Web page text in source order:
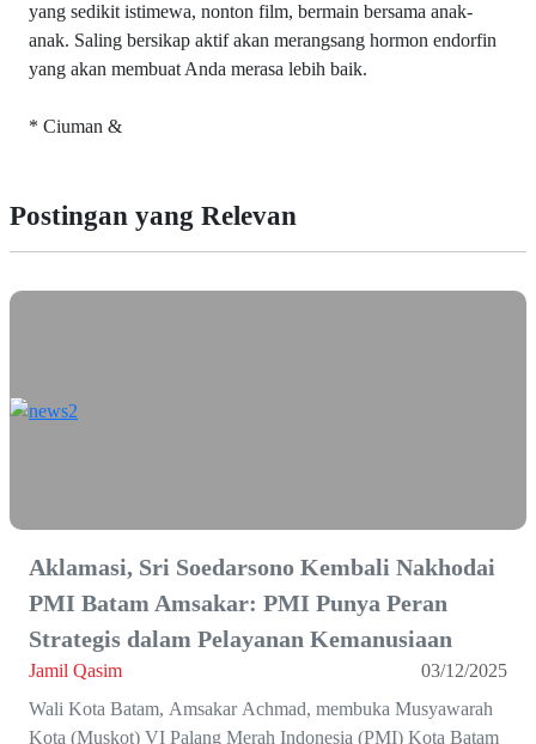
yang sedikit istimewa, nonton film, bermain bersama anak-
anak. Saling bersikap aktif akan merangsang hormon endorfin
yang akan membuat Anda merasa lebih baik.
* Ciuman &
Postingan yang Relevan
Aklamasi, Sri Soedarsono Kembali Nakhodai
PMI Batam Amsakar: PMI Punya Peran
Strategis dalam Pelayanan Kemanusiaan
Jamil Qasim
03/12/2025
Wali Kota Batam, Amsakar Achmad, membuka Musyawarah
Kota (Muskot) VI Palang Merah Indonesia (PMI) Kota Batam